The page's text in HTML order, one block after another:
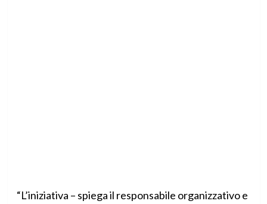
“L’iniziativa – spiega il responsabile organizzativo e